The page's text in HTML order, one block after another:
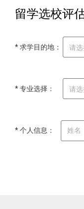
留学选校评
* 求学目的地： 请选
* 专业选择： 请选
* 个人信息：